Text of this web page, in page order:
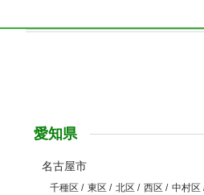
愛知県
名古屋市
千種区 / 東区 / 北区 / 西区 / 中村区